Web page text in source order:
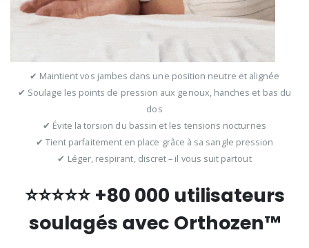
✔ Maintient vos jambes dans une position neutre et alignée
✔ Soulage les points de pression aux genoux, hanches et bas du
dos
✔ Évite la torsion du bassin et les tensions nocturnes
✔ Tient parfaitement en place grâce à sa sangle pression
✔ Léger, respirant, discret – il vous suit partout
⭐⭐⭐⭐⭐ +80 000 utilisateurs
soulagés avec Orthozen™